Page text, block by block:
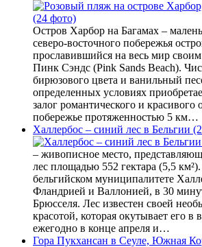
Остров Харбор на Багамах –
северо-восточного побережья
прославившийся на весь мир
Пинк Сэндс (Pink Sands Beach).
бирюзового цвета и ванильный
определенных условиях
залог романтического и
побережье протяженностью 5 км…
Халлербос – синий лес в Бельгии
– живописное место,
лес площадью 552 гектара (5,5
бельгийском муниципалитете
Фландрией и Валлонией, в 30
Брюсселя. Лес известен своей
красотой, которая окутывает его в
ежегодно в конце апреля и…
Гора Пукхансан в Сеуле, Южная